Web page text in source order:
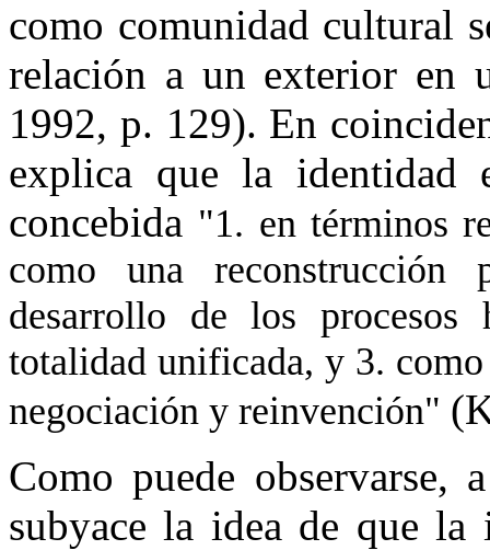
como comunidad cultural
relación a un exterior en
1992, p. 129). En
explica que la identidad
concebida "1. en términos
como una
desarrollo de los
totalidad unificada, y 3.
negociación y reinvención"
Como puede observarse,
subyace la idea de que la